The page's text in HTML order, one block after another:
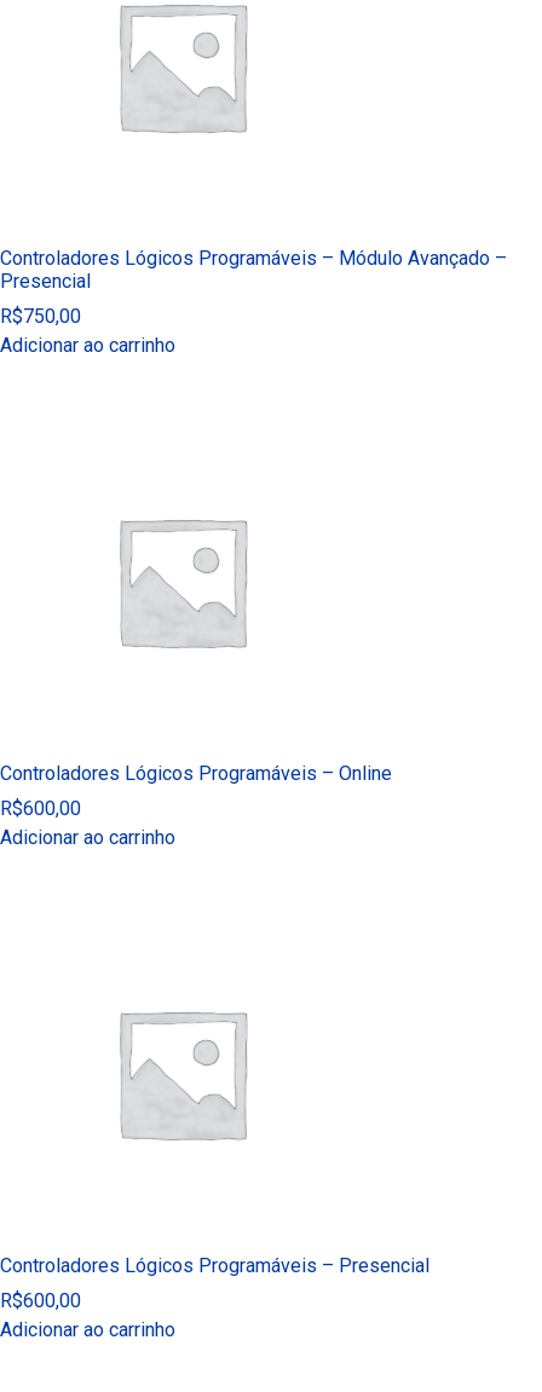
Controladores Lógicos Programáveis – Módulo Avançado –
Presencial
R$750,00
Adicionar ao carrinho
Controladores Lógicos Programáveis – Online
R$600,00
Adicionar ao carrinho
Controladores Lógicos Programáveis – Presencial
R$600,00
Adicionar ao carrinho